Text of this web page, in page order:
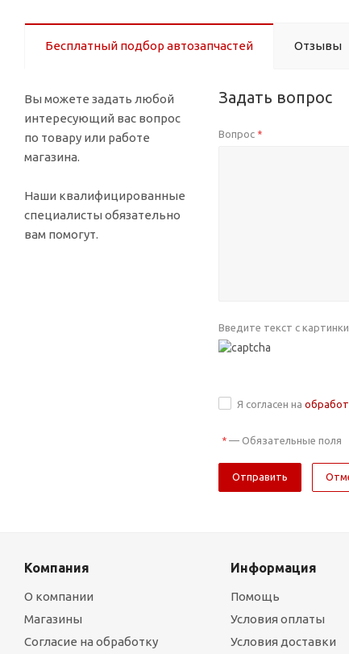
Бесплатный подбор автозапчастей Отзывы
Вы можете задать любой
интересующий вас вопрос
по товару или работе
магазина.
Наши квалифицированные
специалисты обязательно
вам помогут.
Задать вопрос
Вопрос *
Введите текст с картинки
Я согласен на
* —Обязательные поля
Компания
О компании
Магазины
Согласие на обработку
Информация
Помощь
Условия оплаты
Условия доставки